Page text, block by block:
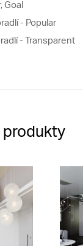
Goal
- Popular
- Transparent
produkty